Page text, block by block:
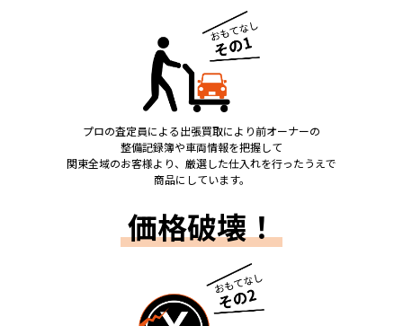
プロの査定員による出張買取により前オーナーの
整備記録簿や車両情報を把握して
関東全域のお客様より、厳選した仕入れを行ったうえで
商品にしています。
価格破壊！